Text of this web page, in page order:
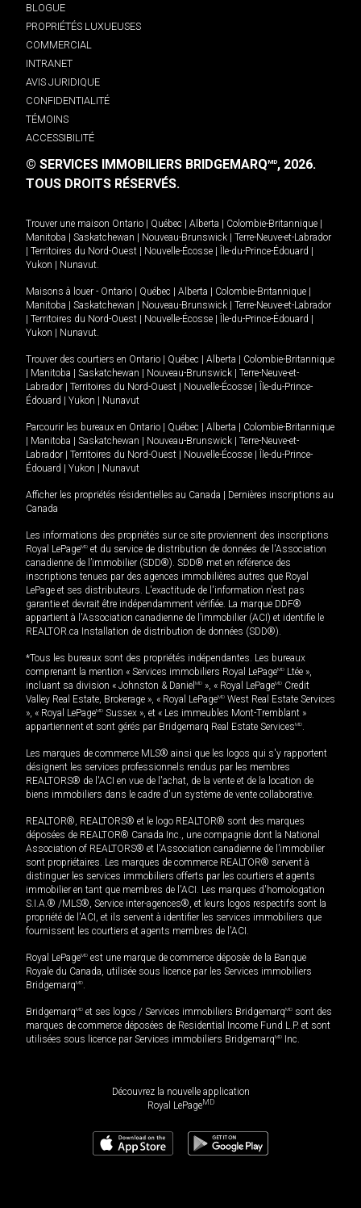
BLOGUE
PROPRIÉTÉS LUXUEUSES
COMMERCIAL
INTRANET
AVIS JURIDIQUE
CONFIDENTIALITÉ
TÉMOINS
ACCESSIBILITÉ
© SERVICES IMMOBILIERS BRIDGEMARQMD, 2026.
TOUS DROITS RÉSERVÉS.
Trouver une maison Ontario | Québec | Alberta | Colombie-Britannique |
Manitoba | Saskatchewan | Nouveau-Brunswick | Terre-Neuve-et-Labrador
| Territoires du Nord-Ouest | Nouvelle-Écosse | Île-du-Prince-Édouard |
Yukon | Nunavut
Maisons à louer - Ontario | Québec | Alberta | Colombie-Britannique |
Manitoba | Saskatchewan | Nouveau-Brunswick | Terre-Neuve-et-Labrador
| Territoires du Nord-Ouest | Nouvelle-Écosse | Île-du-Prince-Édouard |
Yukon | Nunavut
Trouver des courtiers en Ontario | Québec | Alberta | Colombie-Britannique
| Manitoba | Saskatchewan | Nouveau-Brunswick | Terre-Neuve-et-
Labrador | Territoires du Nord-Ouest | Nouvelle-Écosse | Île-du-Prince-
Édouard | Yukon | Nunavut
Parcourir les bureaux en Ontario | Québec | Alberta | Colombie-Britannique
| Manitoba | Saskatchewan | Nouveau-Brunswick | Terre-Neuve-et-
Labrador | Territoires du Nord-Ouest | Nouvelle-Écosse | Île-du-Prince-
Édouard | Yukon | Nunavut
Afficher les propriétés résidentielles au Canada | Dernières inscriptions au
Canada
Les informations des propriétés sur ce site proviennent des inscriptions
Royal LePageMD et du service de distribution de données de l'Association
canadienne de l’immobilier (SDD®). SDD® met en référence des
inscriptions tenues par des agences immobilières autres que Royal
LePage et ses distributeurs. L'exactitude de l'information n'est pas
garantie et devrait être indépendamment vérifiée. La marque DDF®
appartient à l'Association canadienne de l’immobilier (ACI) et identifie le
REALTOR.ca Installation de distribution de données (SDD®).
*Tous les bureaux sont des propriétés indépendantes. Les bureaux
comprenant la mention « Services immobiliers Royal LePageMD Ltée »,
incluant sa division « Johnston & Daniel MD », « Royal LePageMD Credit
Valley Real Estate, Brokerage », « Royal LePageMD West Real Estate Services
», « Royal LePageMD Sussex », et « Les immeubles Mont-Tremblant »
appartiennent et sont gérés par Bridgemarq Real Estate ServicesMD
Les marques de commerce MLS® ainsi que les logos qui s'y rapportent
désignent les services professionnels rendus par les membres
REALTORS® de l'ACI en vue de l'achat, de la vente et de la location de
biens immobiliers dans le cadre d'un système de vente collaborative.
REALTOR®, REALTORS® et le logo REALTOR® sont des marques
déposées de REALTOR® Canada Inc., une compagnie dont la National
Association of REALTORS® et l'Association canadienne de l’immobilier
sont propriétaires. Les marques de commerce REALTOR® servent à
distinguer les services immobiliers offerts par les courtiers et agents
immobilier en tant que membres de l'ACI. Les marques d'homologation
S.I.A.® /MLS®, Service inter-agences®, et leurs logos respectifs sont la
propriété de l'ACI, et ils servent à identifier les services immobiliers que
fournissent les courtiers et agents membres de l'ACI.
Royal LePageMD est une marque de commerce déposée de la Banque
Royale du Canada, utilisée sous licence par les Services immobiliers
BridgemarqMD
BridgemarqMD et ses logos / Services immobiliers BridgemarqMD sont des
marques de commerce déposées de Residential Income Fund L.P. et sont
utilisées sous licence par Services immobiliers BridgemarqMD Inc.
Découvrez la nouvelle application
Royal LePageMD